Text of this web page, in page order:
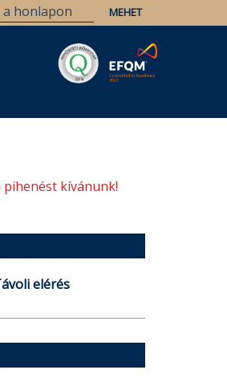
pihenést kívánunk!
elérés